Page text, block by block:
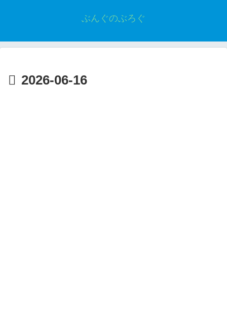
ぶんぐのぶろぐ
2026-06-16